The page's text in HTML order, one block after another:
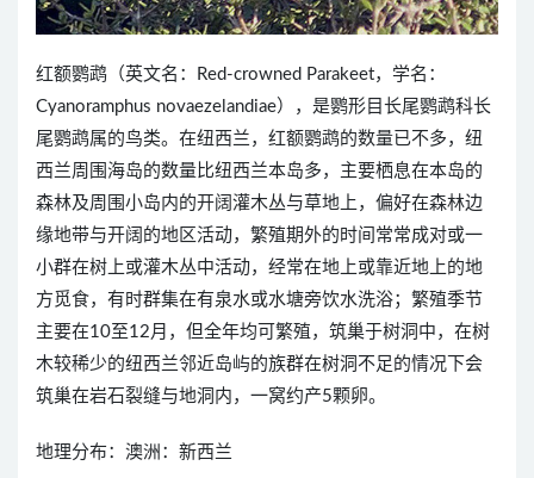
红额鹦鹉（英文名：Red-crowned Parakeet，学名：
Cyanoramphus novaezelandiae），是鹦形目长尾鹦鹉科长
尾鹦鹉属的鸟类。在纽西兰，红额鹦鹉的数量已不多，纽
西兰周围海岛的数量比纽西兰本岛多，主要栖息在本岛的
森林及周围小岛内的开阔灌木丛与草地上，偏好在森林边
缘地带与开阔的地区活动，繁殖期外的时间常常成对或一
小群在树上或灌木丛中活动，经常在地上或靠近地上的地
方觅食，有时群集在有泉水或水塘旁饮水洗浴；繁殖季节
主要在10至12月，但全年均可繁殖，筑巢于树洞中，在树
木较稀少的纽西兰邻近岛屿的族群在树洞不足的情况下会
筑巢在岩石裂缝与地洞内，一窝约产5颗卵。
地理分布：澳洲：新西兰